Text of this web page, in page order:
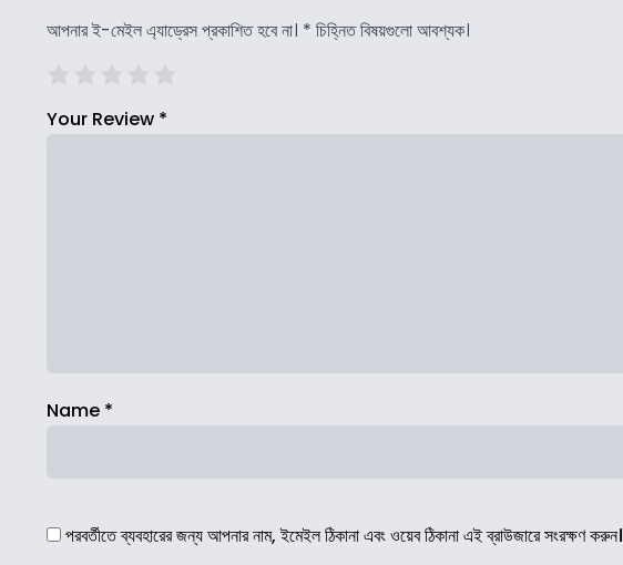
আপনার ই-মেইল এ্যাড্রেস প্রকাশিত হবে না। * চিহ্নিত বিষয়গুলো আবশ্যক।
Your Review *
Name *
পরবর্তীতে ব্যবহারের জন্য আপনার নাম, ইমেইল ঠিকানা এবং ওয়েব ঠিকানা এই ব্রাউজারে সংরক্ষণ করুন।